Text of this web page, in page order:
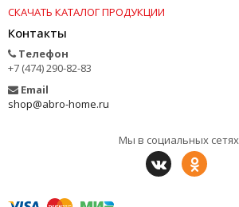
СКАЧАТЬ КАТАЛОГ ПРОДУКЦИИ
Контакты
Телефон
+7 (474) 290-82-83
Email
shop@abro-home.ru
Мы в социальных сетях